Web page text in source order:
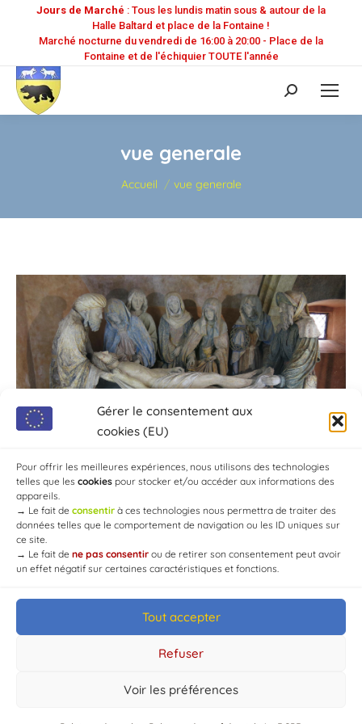
Gérer le consentement aux
cookies (EU)
Pour offrir les meilleures expériences, nous utilisons des technologies
telles que les cookies pour stocker et/ou accéder aux informations des
appareils.
→ Le fait de consentir à ces technologies nous permettra de traiter des
données telles que le comportement de navigation ou les ID uniques sur
ce site.
→ Le fait de ne pas consentir ou de retirer son consentement peut avoir
un effet négatif sur certaines caractéristiques et fonctions.
Tout accepter
Refuser
Voir les préférences
Jours de Marché : Tous les lundis matin sous & autour de la
Halle Baltard et place de la Fontaine !
Marché nocturne du vendredi de 16:00 à 20:00 - Place de la
Fontaine et de l'échiquier TOUTE l'année
Recherche
:
vue generale
Vous êtes ici :
Accueil vue generale
© Mairie de Chaource [2004-2024] | Tous droits réservés.
Developed byWEB3-DESIGN